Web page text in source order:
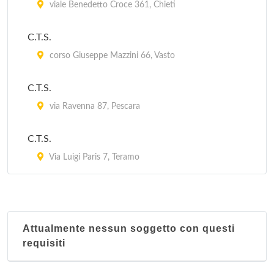
viale Benedetto Croce 361, Chieti
C.T.S.
corso Giuseppe Mazzini 66, Vasto
C.T.S.
via Ravenna 87, Pescara
C.T.S.
Via Luigi Paris 7, Teramo
Attualmente nessun soggetto con questi
requisiti